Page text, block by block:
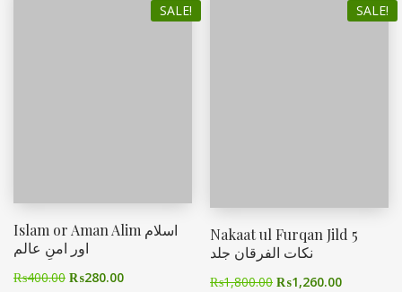
SALE!
Islam or Aman Alim اسلام
اور امنِ عالم
₨400.00 ₨280.00
SALE!
Nakaat ul Furqan Jild 5
نکات الفرقان جلد
₨1,800.00 ₨1,260.00